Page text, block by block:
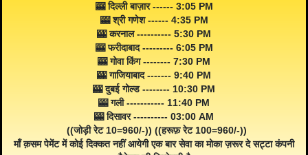
🎰 दिल्ली बाज़ार ------ 3:05 PM
🎰 श्री गणेश ------ 4:35 PM
🎰 करनाल ---------- 5:30 PM
🎰 फरीदाबाद --------- 6:05 PM
🎰 गोवा किंग -------- 7:30 PM
🎰 गाजियाबाद ------- 9:40 PM
🎰 दुबई गोल्ड -------- 10:30 PM
🎰 गली ----------- 11:40 PM
🎰 दिसावर ---------- 03:00 AM
((जोड़ी रेट 10=960/-)) ((हरूफ़ रेट 100=960/-))
माँ क़सम पेमेंट में कोई दिक्कत नहीं आयेगी एक बार सेवा का मोका ज़रूर दे सट्टा कंपनी